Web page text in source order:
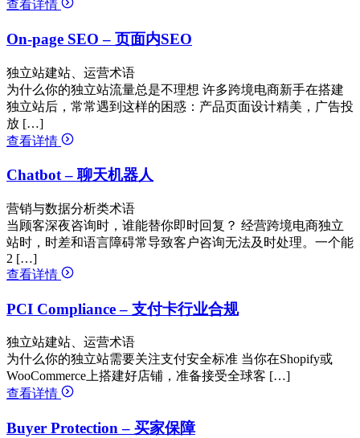
查看详情
On-page SEO – 页面内SEO
独立站建站、运营术语
为什么你的独立站流量总是不理想 许多跨境电商新手在搭建
独立站后，常常遇到这样的困惑：产品页面设计精美，广告投
放 […]
查看详情
Chatbot – 聊天机器人
营销与数据分析类术语
当顾客深夜咨询时，谁能替你即时回复？ 经营跨境电商独立
站时，时差和语言障碍常导致客户咨询无法及时处理。一个能
2 […]
查看详情
PCI Compliance – 支付卡行业合规
独立站建站、运营术语
为什么你的独立站需要关注支付安全标准 当你在Shopify或
WooCommerce上搭建好店铺，准备接受全球客 […]
查看详情
Buyer Protection – 买家保障